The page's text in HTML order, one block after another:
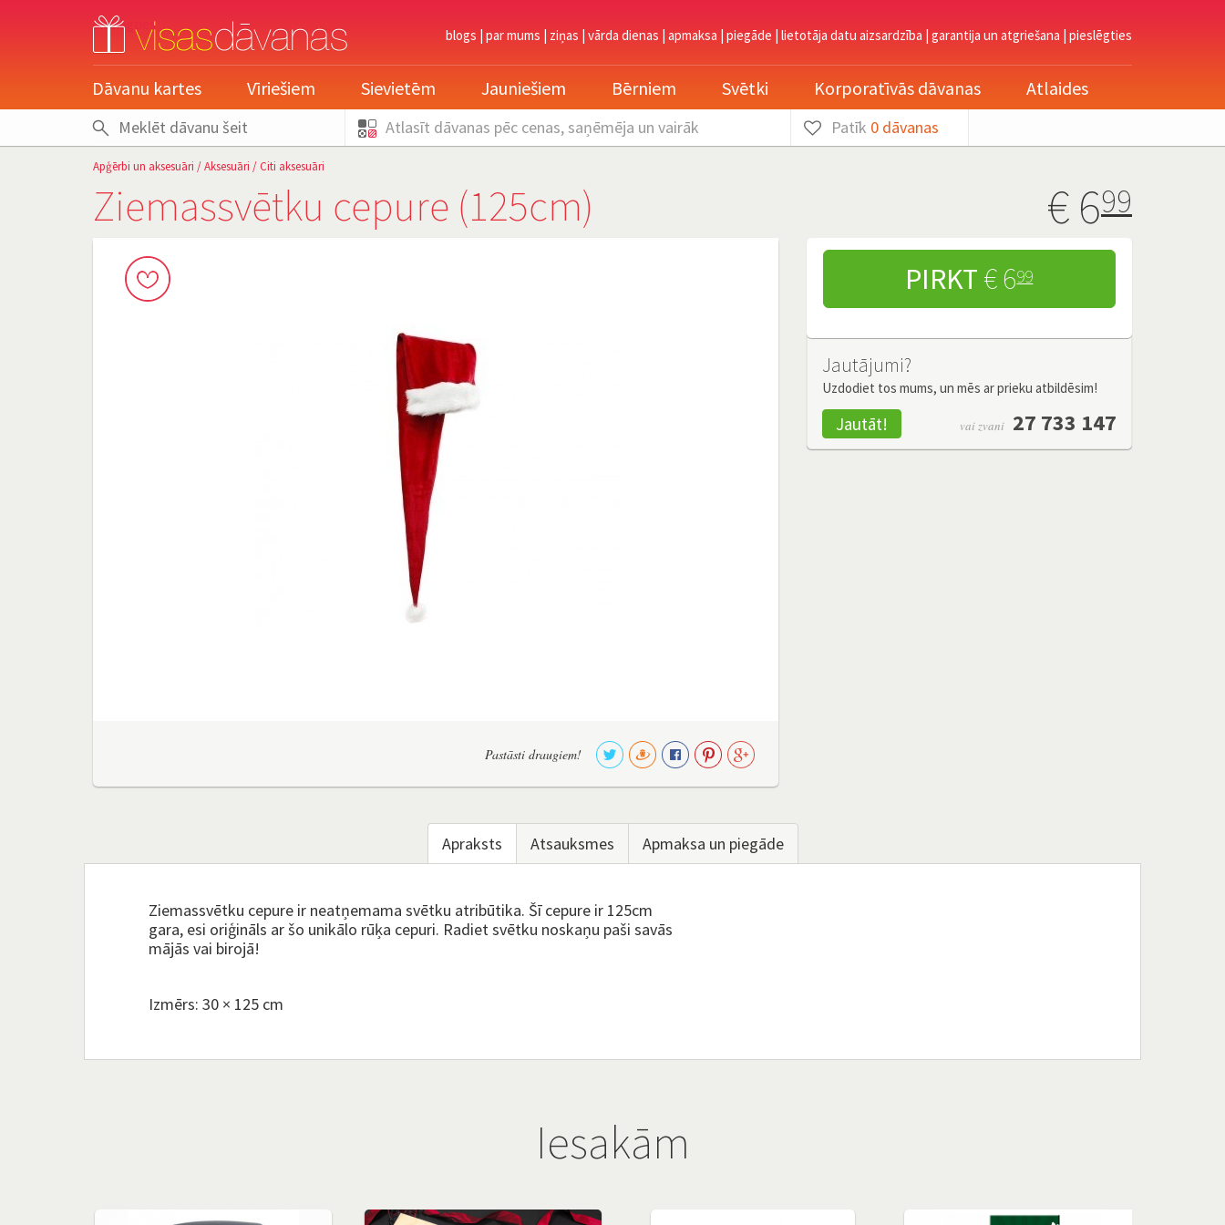
blogs | par mums | ziņas | vārda dienas | apmaksa | piegāde | lietotāja datu aizsardzība | garantija un atgriešana | pieslēgties
pieslēgties
Dāvanu kartes Vīriešiem Sievietēm Jauniešiem Bērniem Svētki Korporatīvās dāvanas Atlaides
Atlasīt dāvanas pēc cenas, saņēmēja un vairāk Patīk 0dāvanas
Apģērbi un aksesuāri /Aksesuāri /Citi aksesuāri
Ziemassvētku cepure (125cm) € 699
Pastāsti draugiem!
PIRKT € 699
Jautājumi?
Uzdodiet tos mums, un mēs ar prieku atbildēsim!
Jautāt! vai zvani 27 733 147
Apraksts Atsauksmes Apmaksa un piegāde
Ziemassvētku cepure ir neatņemama svētku atribūtika. Šī cepure ir 125cm
gara, esi oriģināls ar šo unikālo rūķa cepuri. Radiet svētku noskaņu paši savās
mājās vai birojā!
Izmērs: 30 × 125 cm
Iesakām